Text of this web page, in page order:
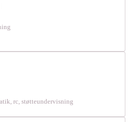
rc, støtteundervisning